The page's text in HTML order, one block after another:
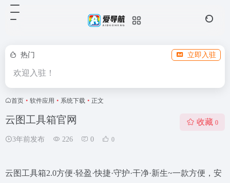
热门 立即入驻
欢迎入驻！
首页 • 软件应用 • 系统下载 • 正文
云图工具箱官网
3年前发布 226 0 0
收藏 0
云图工具箱2.0方便·轻盈·快捷·守护·干净·新生~一款方便，安